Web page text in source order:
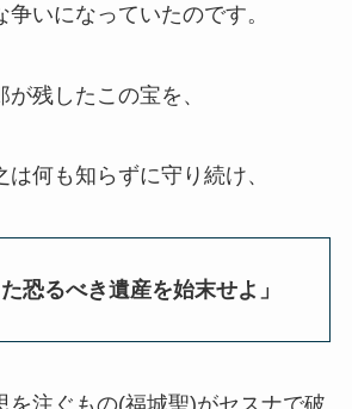
いになっていたのです。
残したこの宝を、
何も知らずに守り続け、
恐るべき遺産を始末せよ」
を注ぐもの(福城聖)がセスナで破